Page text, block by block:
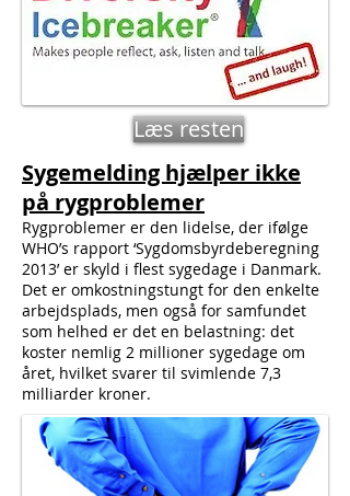
Læs resten
Sygemelding hjælper ikke
på rygproblemer
Rygproblemer er den lidelse, der ifølge
WHO’s rapport ‘Sygdomsbyrdeberegning
2013’ er skyld i flest sygedage i Danmark.
Det er omkostningstungt for den enkelte
arbejdsplads, men også for samfundet
som helhed er det en belastning: det
koster nemlig 2 millioner sygedage om
året, hvilket svarer til svimlende 7,3
milliarder kroner.